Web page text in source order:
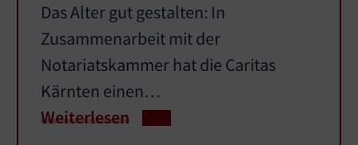
Das Alter gut gestalten: In
Zusammenarbeit mit der
Notariatskammer hat die Caritas
Kärnten einen…
Weiterlesen